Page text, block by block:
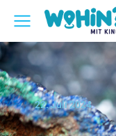
22. Juli 2024